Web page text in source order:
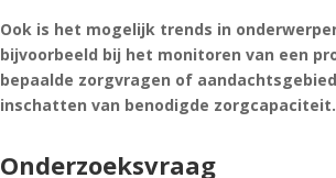
Ook is het mogelijk trends in
bijvoorbeeld bij het monitoren van een
bepaalde zorgvragen of
inschatten van benodigde zorgcapaciteit.
Onderzoeksvraag